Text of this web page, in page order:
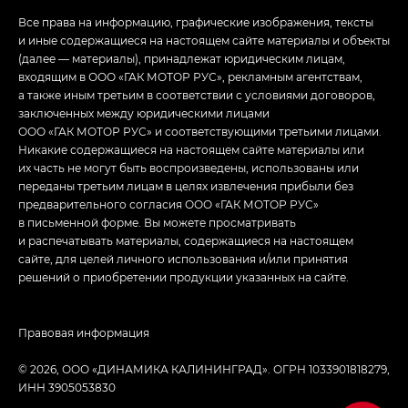
Все права на информацию, графические изображения, тексты
и иные содержащиеся на настоящем сайте материалы и объекты
(далее — материалы), принадлежат юридическим лицам,
входящим в ООО «ГАК МОТОР РУС», рекламным агентствам,
а также иным третьим в соответствии с условиями договоров,
заключенных между юридическими лицами
ООО «ГАК МОТОР РУС» и соответствующими третьими лицами.
Никакие содержащиеся на настоящем сайте материалы или
их часть не могут быть воспроизведены, использованы или
переданы третьим лицам в целях извлечения прибыли без
предварительного согласия ООО «ГАК МОТОР РУС»
в письменной форме. Вы можете просматривать
и распечатывать материалы, содержащиеся на настоящем
сайте, для целей личного использования и/или принятия
решений о приобретении продукции указанных на сайте.
© 2026, ООО «ДИНАМИКА КАЛИНИНГРАД». ОГРН 1033901818279,
ИНН 3905053830
Правовая информация